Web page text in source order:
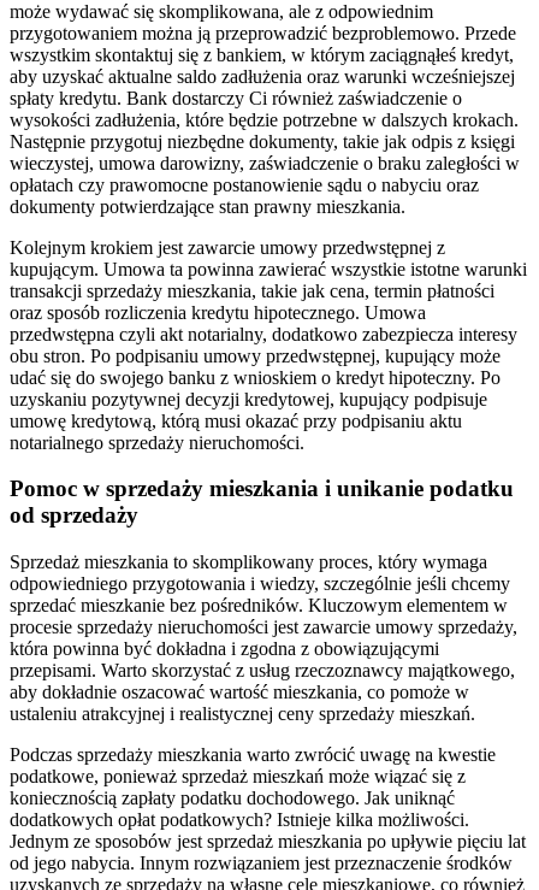
może wydawać się skomplikowana, ale z odpowiednim
przygotowaniem można ją przeprowadzić bezproblemowo. Przede
wszystkim skontaktuj się z bankiem, w którym zaciągnąłeś kredyt,
aby uzyskać aktualne saldo zadłużenia oraz warunki wcześniejszej
spłaty kredytu. Bank dostarczy Ci również zaświadczenie o
wysokości zadłużenia, które będzie potrzebne w dalszych krokach.
Następnie przygotuj niezbędne dokumenty, takie jak odpis z księgi
wieczystej, umowa darowizny, zaświadczenie o braku zaległości w
opłatach czy prawomocne postanowienie sądu o nabyciu oraz
dokumenty potwierdzające stan prawny mieszkania.
Kolejnym krokiem jest zawarcie umowy przedwstępnej z
kupującym. Umowa ta powinna zawierać wszystkie istotne warunki
transakcji sprzedaży mieszkania, takie jak cena, termin płatności
oraz sposób rozliczenia kredytu hipotecznego. Umowa
przedwstępna czyli akt notarialny, dodatkowo zabezpiecza interesy
obu stron. Po podpisaniu umowy przedwstępnej, kupujący może
udać się do swojego banku z wnioskiem o kredyt hipoteczny. Po
uzyskaniu pozytywnej decyzji kredytowej, kupujący podpisuje
umowę kredytową, którą musi okazać przy podpisaniu aktu
notarialnego sprzedaży nieruchomości.
Pomoc w sprzedaży mieszkania i unikanie podatku
od sprzedaży
Sprzedaż mieszkania to skomplikowany proces, który wymaga
odpowiedniego przygotowania i wiedzy, szczególnie jeśli chcemy
sprzedać mieszkanie bez pośredników. Kluczowym elementem w
procesie sprzedaży nieruchomości jest zawarcie umowy sprzedaży,
która powinna być dokładna i zgodna z obowiązującymi
przepisami. Warto skorzystać z usług rzeczoznawcy majątkowego,
aby dokładnie oszacować wartość mieszkania, co pomoże w
ustaleniu atrakcyjnej i realistycznej ceny sprzedaży mieszkań.
Podczas sprzedaży mieszkania warto zwrócić uwagę na kwestie
podatkowe, ponieważ sprzedaż mieszkań może wiązać się z
koniecznością zapłaty podatku dochodowego. Jak uniknąć
dodatkowych opłat podatkowych? Istnieje kilka możliwości.
Jednym ze sposobów jest sprzedaż mieszkania po upływie pięciu lat
od jego nabycia. Innym rozwiązaniem jest przeznaczenie środków
uzyskanych ze sprzedaży na własne cele mieszkaniowe, co również